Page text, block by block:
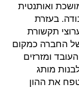
ואותנטית
בעזרת
תקשורת
של החברה כמקום
ומזרזים
מותג
את ההון